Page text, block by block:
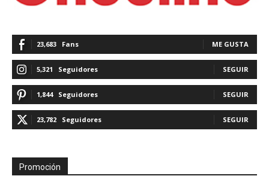
23,683 Fans ME GUSTA
5,321 Seguidores SEGUIR
1,844 Seguidores SEGUIR
23,782 Seguidores SEGUIR
Promoción